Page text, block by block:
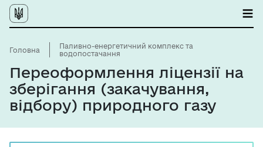
Головна
Паливно-енергетичний комплекс та
водопостачання
Переоформлення ліцензії на
зберігання (закачування,
відбору) природного газу